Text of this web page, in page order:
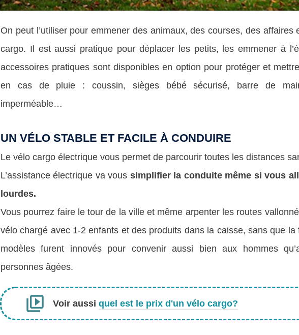
On peut l’utiliser pour emmener des animaux, des courses, des
cargo. Il est aussi pratique pour déplacer les petits, les emmener à
accessoires pratiques sont disponibles en option pour protéger et
en cas de pluie : coussin, sièges bébé sécurisé, barre de
imperméable…
UN VÉLO STABLE ET FACILE À CONDUIRE
Le vélo cargo électrique vous permet de parcourir toutes les distances
L’assistance électrique va vous simplifier la conduite même si vous
lourdes.
Vous pourrez faire le tour de la ville et même arpenter les routes
vélo chargé avec 1-2 enfants et des produits dans la caisse, sans que
modèles furent innovés pour convenir aussi bien aux hommes
personnes âgées.
Voir aussi quel est le prix d'un vélo cargo?